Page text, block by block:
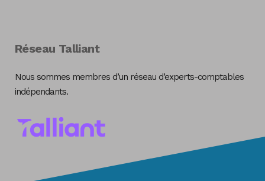
Réseau Talliant
Nous sommes membres d’un réseau d’experts-comptables
indépendants.